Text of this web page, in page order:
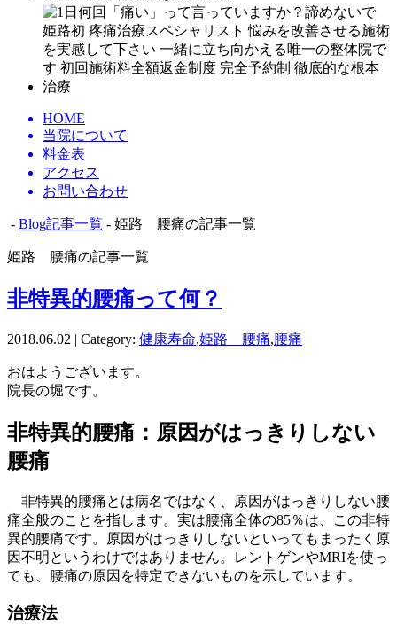
HOME
当院について
料金表
アクセス
お問い合わせ
- Blog記事一覧 - 姫路 腰痛の記事一覧
姫路 腰痛の記事一覧
非特異的腰痛って何？
2018.06.02 | Category: 健康寿命,姫路 腰痛,腰痛
おはようございます。
院長の堀です。
非特異的腰痛：原因がはっきりしない
腰痛
非特異的腰痛とは病名ではなく、原因がはっきりしない腰
痛全般のことを指します。実は腰痛全体の85％は、この非特
異的腰痛です。原因がはっきりしないといってもまったく原
因不明というわけではありません。レントゲンやMRIを使っ
ても、腰痛の原因を特定できないものを示しています。
治療法